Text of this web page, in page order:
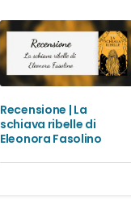
Recensione | La
schiava ribelle di
Eleonora Fasolino